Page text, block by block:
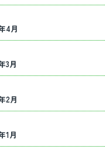
4月
3月
2月
1月